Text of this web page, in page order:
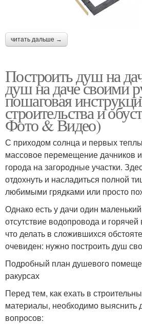
читать дальше →
Построить душ на
душ на даче своими
пошаговая
строительства и
Фото & Видео)
С приходом солнца и первых
массовое перемещение дачников
города на загородные участки.
отдохнуть и насладиться полной
любимыми грядками или просто
Однако есть у дачи один
отсутствие водопровода и
что делать в сложившихся
очевиден: нужно построить душ
Подробный план душевого
ракурсах
Перед тем, как ехать в
материалы, необходимо выяснить
вопросов: